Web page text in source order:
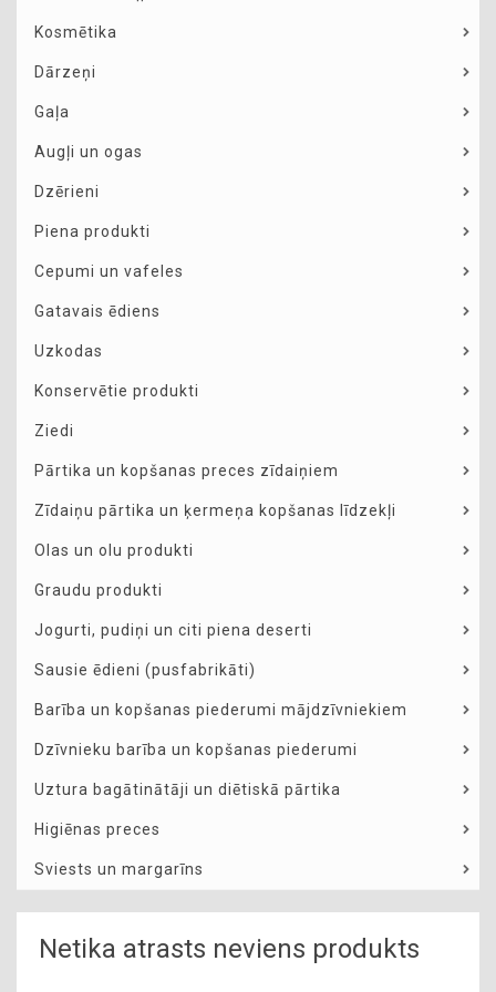
Kosmētika
Dārzeņi
Gaļa
Augļi un ogas
Dzērieni
Piena produkti
Cepumi un vafeles
Gatavais ēdiens
Uzkodas
Konservētie produkti
Ziedi
Pārtika un kopšanas preces zīdaiņiem
Zīdaiņu pārtika un ķermeņa kopšanas līdzekļi
Olas un olu produkti
Graudu produkti
Jogurti, pudiņi un citi piena deserti
Sausie ēdieni (pusfabrikāti)
Barība un kopšanas piederumi mājdzīvniekiem
Dzīvnieku barība un kopšanas piederumi
Uztura bagātinātāji un diētiskā pārtika
Higiēnas preces
Sviests un margarīns
Netika atrasts neviens produkts